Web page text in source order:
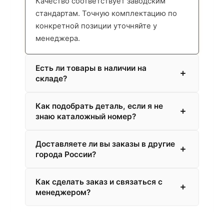
стандартам. Точную комплектацию по
конкретной позиции уточняйте у
менеджера.
Есть ли товары в наличии на
складе?
Как подобрать деталь, если я не
знаю каталожный номер?
Доставляете ли вы заказы в другие
города России?
Как сделать заказ и связаться с
менеджером?